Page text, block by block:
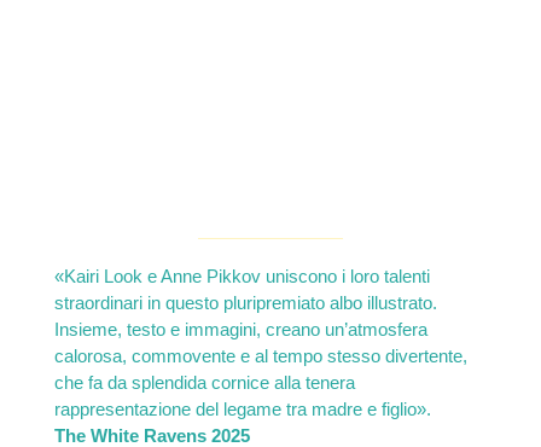
«Kairi Look e Anne Pikkov uniscono i loro talenti
straordinari in questo pluripremiato albo illustrato.
Insieme, testo e immagini, creano un’atmosfera
calorosa, commovente e al tempo stesso divertente,
che fa da splendida cornice alla tenera
rappresentazione del legame tra madre e figlio».
The White Ravens 2025